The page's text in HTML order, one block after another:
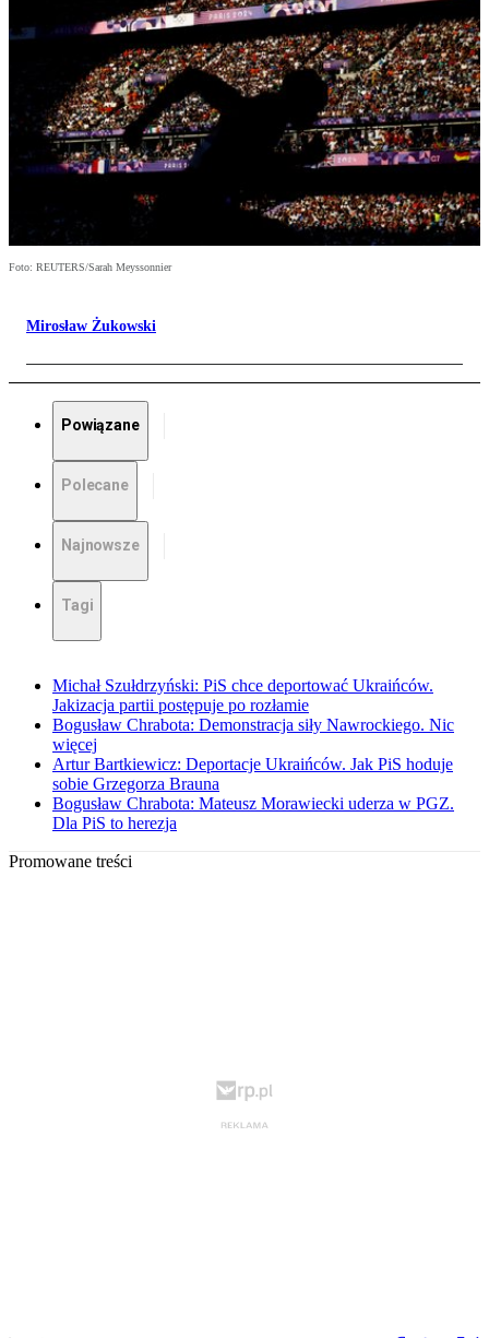
Foto: REUTERS/Sarah Meyssonnier
Mirosław Żukowski
Powiązane
Polecane
Najnowsze
Tagi
Michał Szułdrzyński: PiS chce deportować Ukraińców.
Jakizacja partii postępuje po rozłamie
Bogusław Chrabota: Demonstracja siły Nawrockiego. Nic
więcej
Artur Bartkiewicz: Deportacje Ukraińców. Jak PiS hoduje
sobie Grzegorza Brauna
Bogusław Chrabota: Mateusz Morawiecki uderza w PGZ.
Dla PiS to herezja
Promowane treści